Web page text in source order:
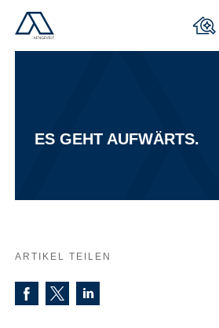
ES GEHT AUFWÄRTS.
ARTIKEL TEILEN